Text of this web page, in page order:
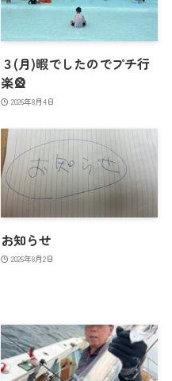
３(月)暇でしたのでプチ行
楽🎡
2026年8月4日
お知らせ
2026年8月2日